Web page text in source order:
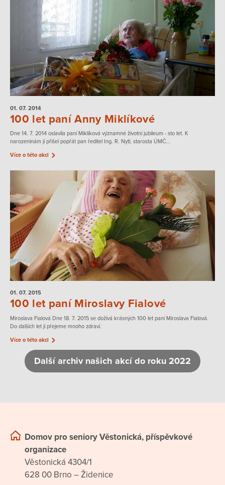
01. 07. 2014
100 let paní Anny Miklíkové
Dne 14. 7. 2014 oslavila paní Miklíková významné životní jubileum - sto let. K
narozeninám jí přišel popřát pan ředitel Ing. R. Nytl, starosta ÚMČ...
Více o této akci
01. 07. 2015
100 let paní Miroslavy Fialové
Miroslava Fialová Dne 18. 7. 2015 se dožívá krásných 100 let paní Miroslava Fialová.
Do dalších let jí přejeme mnoho zdraví.
Více o této akci
Další archiv našich akcí do roku 2022
Domov pro seniory Věstonická, příspěvkové
organizace
Věstonická 4304/1
628 00 Brno – Židenice